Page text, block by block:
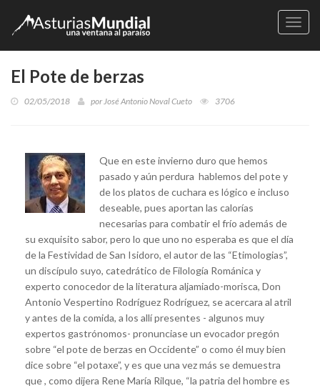
El Pote de berzas
02/05/2018 porJosé Antonio Noval Cueto 3706
Que en este invierno duro que hemos
pasado y aún perdura hablemos del pote y
de los platos de cuchara es lógico e incluso
deseable, pues aportan las calorías
necesarias para combatir el frío además de
su exquisito sabor, pero lo que uno no esperaba es que el día
de la Festividad de San Isidoro, el autor de las “Etimologias”,
un discípulo suyo, catedrático de Filología Románica y
experto conocedor de la literatura aljamiado-morisca, Don
Antonio Vespertino Rodríguez Rodríguez, se acercara al atril
y antes de la comida, a los allí presentes - algunos muy
expertos gastrónomos- pronunciase un evocador pregón
sobre “el pote de berzas en Occidente” o como él muy bien
dice sobre “el potaxe”, y es que una vez más se demuestra
que , como dijera Rene María Rilque, “la patria del hombre es